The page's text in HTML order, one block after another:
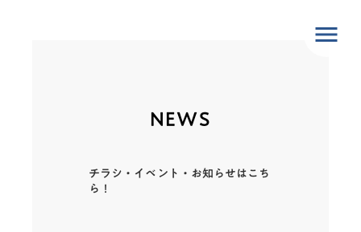
menu
NEWS
チラシ・イベント・お知らせはこち
ら！